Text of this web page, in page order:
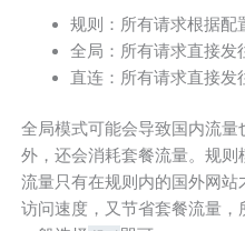
规则：所有请求根据配
全局：所有请求直接发
直连：所有请求直接发
全局模式可能会导致国内流
外，还会消耗套餐流量。规
流量只有在规则内的国外网
访问速度，又节省套餐流量，